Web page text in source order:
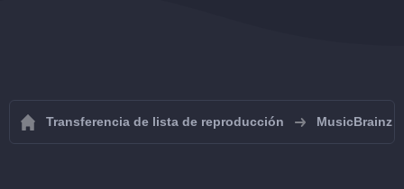
Transferencia de lista de reproducción MusicBrainz